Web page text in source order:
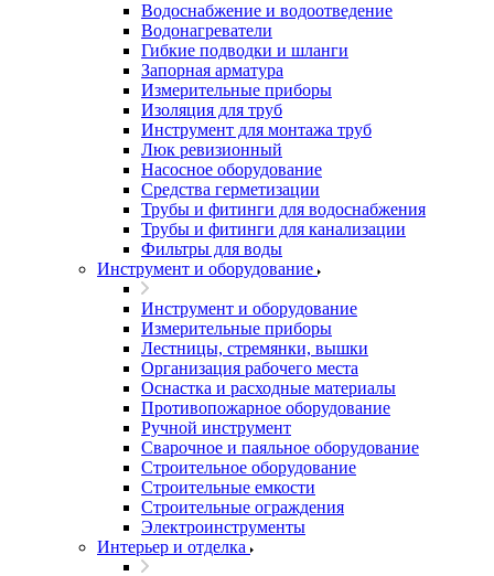
Водоснабжение и водоотведение
Водонагреватели
Гибкие подводки и шланги
Запорная арматура
Измерительные приборы
Изоляция для труб
Инструмент для монтажа труб
Люк ревизионный
Насосное оборудование
Средства герметизации
Трубы и фитинги для водоснабжения
Трубы и фитинги для канализации
Фильтры для воды
Инструмент и оборудование
Инструмент и оборудование
Измерительные приборы
Лестницы, стремянки, вышки
Организация рабочего места
Оснастка и расходные материалы
Противопожарное оборудование
Ручной инструмент
Сварочное и паяльное оборудование
Строительное оборудование
Строительные емкости
Строительные ограждения
Электроинструменты
Интерьер и отделка